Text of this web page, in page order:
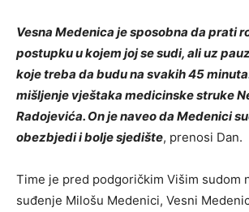
Vesna Medenica je sposobna da prati
postupku u kojem joj se sudi, ali uz
koje treba da budu na svakih 45
mišljenje vještaka medicinske struke
Radojevića. On je naveo da Medenici
obezbjedi i bolje sjedište, prenosi Dan.
Time je pred podgoričkim Višim sudom
suđenje Milošu Medenici, Vesni